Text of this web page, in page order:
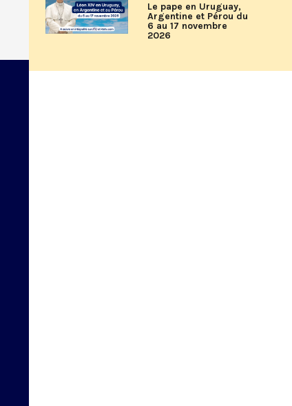
Le pape en Uruguay,
Argentine et Pérou du
6 au 17 novembre
2026